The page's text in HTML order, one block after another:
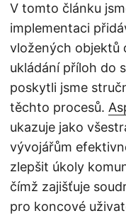
V tomto článku
implementaci
vložených objektů
ukládání příloh do
poskytli jsme
těchto procesů.
ukazuje jako
vývojářům
zlepšit úkoly
čímž zajišťuje
pro koncové